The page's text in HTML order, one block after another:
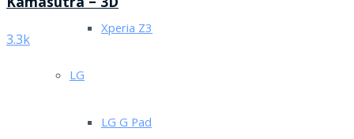
Xperia Z3
LG
LG G Pad
3.3k